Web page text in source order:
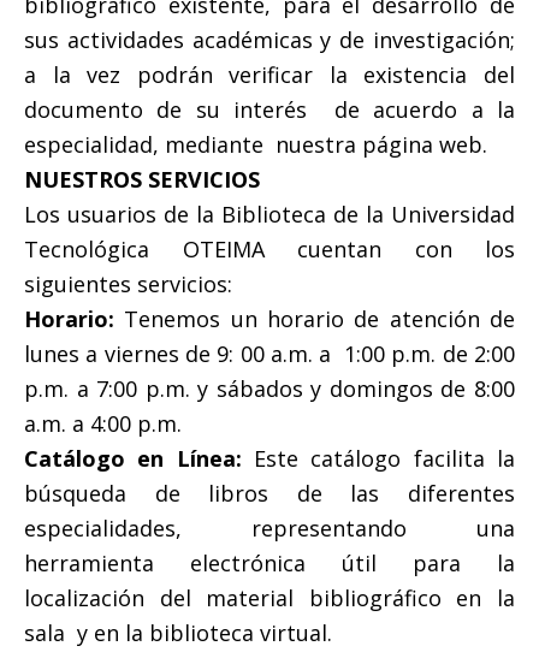
sus actividades académicas y de investigación;
a la vez podrán verificar la existencia del
documento de su interés de acuerdo a la
especialidad, mediante nuestra página web.
NUESTROS SERVICIOS
Los usuarios de la Biblioteca de la Universidad
Tecnológica OTEIMA cuentan con los
siguientes servicios:
Horario: Tenemos un horario de atención de
lunes a viernes de 9: 00 a.m. a 1:00 p.m. de 2:00
p.m. a 7:00 p.m. y sábados y domingos de 8:00
a.m. a 4:00 p.m.
Catálogo en Línea: Este catálogo facilita la
búsqueda de libros de las diferentes
especialidades, representando una
herramienta electrónica útil para la
localización del material bibliográfico en la
sala y en la biblioteca virtual.